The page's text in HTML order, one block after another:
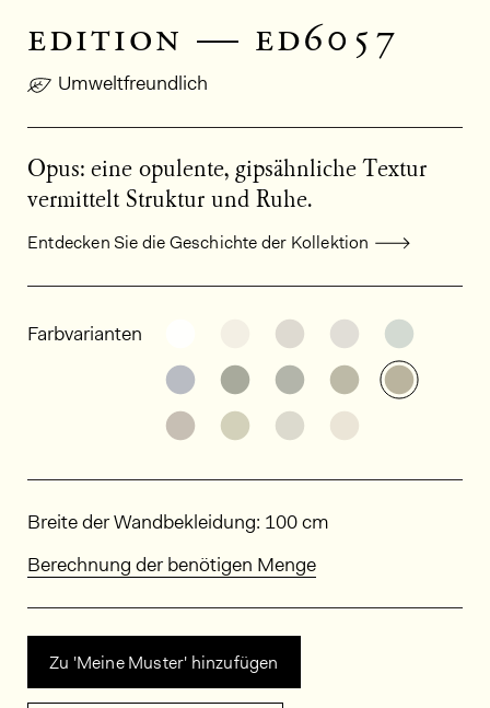
edition — ed6057
Umweltfreundlich
Opus: eine opulente, gipsähnliche Textur
vermittelt Struktur und Ruhe.
Entdecken Sie die Geschichte der Kollektion
Farbvarianten Weitere Varianten entdecken:
Weitere Varianten
Weitere Varianten
Weitere
Weitere Varianten entdecken:
Weitere Varianten
Weitere Varianten
WeitereWeitere
Weitere Varianten entdecken:
Weitere Varianten
Weitere Varianten
Abmessungen
Breite der Wandbekleidung: 100 cm
Berechnung der benötigen Menge
Zu 'Meine Muster' hinzufügen